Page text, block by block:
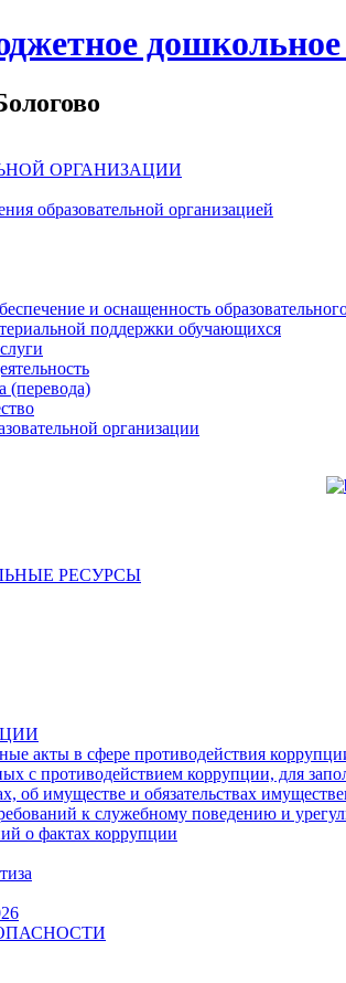
дошкольное
ОРГАНИЗАЦИИ
образовательной организацией
и оснащенность
поддержки обучающихся
(перевода)
организации
РЕСУРСЫ
акты в сфере противодействия
с противодействием коррупции, для
об имуществе и обязательствах
к служебному поведению и
о фактах коррупции